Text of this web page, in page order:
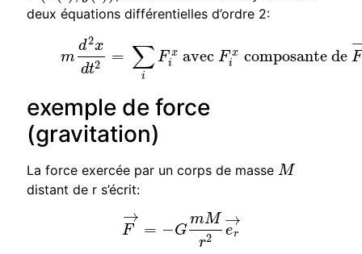
deux équations différentielles d’ordre 2:
m
d2x
dt2 = ∑
i
F x
i
avecF x
i
composante de F
(1) 2xd composante
exemple de force
(gravitation)
La force exercée par un corps de masse M
M
distant de r s’écrit:
F
→
= −G
mM
r2
er
→
F →=−GmMr2er→